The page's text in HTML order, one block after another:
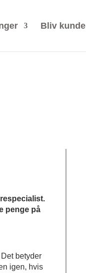
Bliv kunde
penge på
betyder
igen, hvis